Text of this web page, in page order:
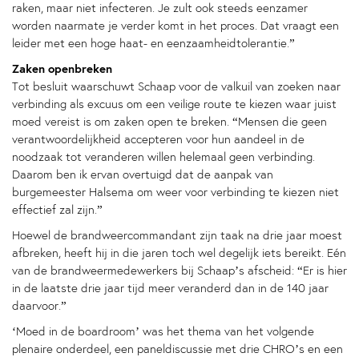
raken, maar niet infecteren. Je zult ook steeds eenzamer
worden naarmate je verder komt in het proces. Dat vraagt een
leider met een hoge haat- en eenzaamheidtolerantie.”
Zaken openbreken
Tot besluit waarschuwt Schaap voor de valkuil van zoeken naar
verbinding als excuus om een veilige route te kiezen waar juist
moed vereist is om zaken open te breken. “Mensen die geen
verantwoordelijkheid accepteren voor hun aandeel in de
noodzaak tot veranderen willen helemaal geen verbinding.
Daarom ben ik ervan overtuigd dat de aanpak van
burgemeester Halsema om weer voor verbinding te kiezen niet
effectief zal zijn.”
Hoewel de brandweercommandant zijn taak na drie jaar moest
afbreken, heeft hij in die jaren toch wel degelijk iets bereikt. Eén
van de brandweermedewerkers bij Schaap’s afscheid: “Er is hier
in de laatste drie jaar tijd meer veranderd dan in de 140 jaar
daarvoor.”
‘Moed in de boardroom’ was het thema van het volgende
plenaire onderdeel, een paneldiscussie met drie CHRO’s en een